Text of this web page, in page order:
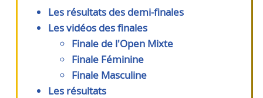
Les résultats des demi-finales
Les vidéos des finales
Finale de l'Open Mixte
Finale Féminine
Finale Masculine
Les résultats